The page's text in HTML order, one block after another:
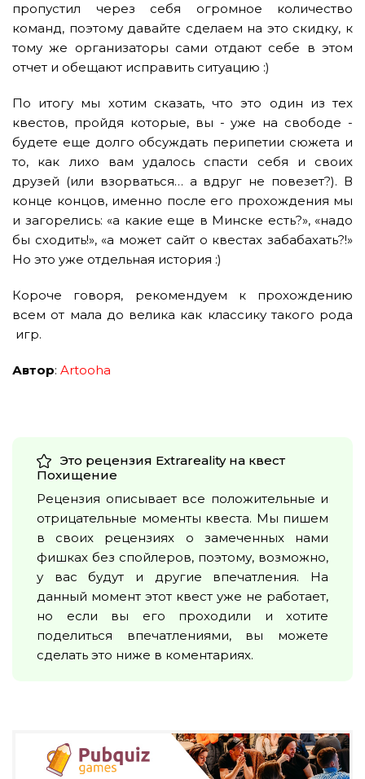
пропустил через себя огромное количество
команд, поэтому давайте сделаем на это скидку, к
тому же организаторы сами отдают себе в этом
отчет и обещают исправить ситуацию :)
По итогу мы хотим сказать, что это один из тех
квестов, пройдя которые, вы - уже на свободе -
будете еще долго обсуждать перипетии сюжета и
то, как лихо вам удалось спасти себя и своих
друзей (или взорваться… а вдруг не повезет?). В
конце концов, именно после его прохождения мы
и загорелись: «а какие еще в Минске есть?», «надо
бы сходить!», «а может сайт о квестах забабахать?!»
Но это уже отдельная история :)
Короче говоря, рекомендуем к прохождению
всем от мала до велика как классику такого рода
игр.
Автор: Artooha
Это рецензия Extrareality на квест
Похищение
Рецензия описывает все положительные и
отрицательные моменты квеста. Мы пишем
в своих рецензиях о замеченных нами
фишках без спойлеров, поэтому, возможно,
у вас будут и другие впечатления. На
данный момент этот квест уже не работает,
но если вы его проходили и хотите
поделиться впечатлениями, вы можете
сделать это ниже в коментариях.